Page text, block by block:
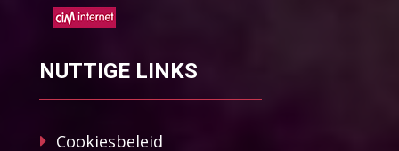
NUTTIGE LINKS
Cookiesbeleid